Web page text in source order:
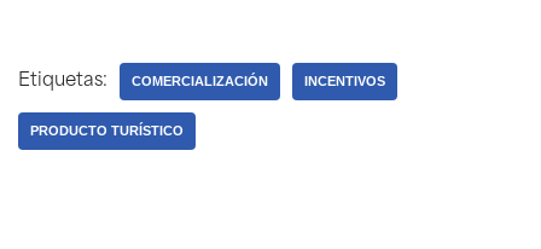
Etiquetas: COMERCIALIZACIÓN INCENTIVOS
PRODUCTO TURÍSTICO